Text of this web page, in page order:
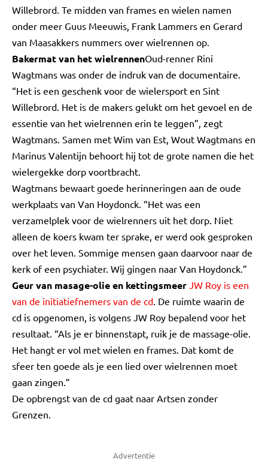
Willebrord. Te midden van frames en wielen namen
onder meer Guus Meeuwis, Frank Lammers en Gerard
van Maasakkers nummers over wielrennen op.
Bakermat van het wielrennenOud-renner Rini
Wagtmans was onder de indruk van de documentaire.
“Het is een geschenk voor de wielersport en Sint
Willebrord. Het is de makers gelukt om het gevoel en de
essentie van het wielrennen erin te leggen”, zegt
Wagtmans. Samen met Wim van Est, Wout Wagtmans en
Marinus Valentijn behoort hij tot de grote namen die het
wielergekke dorp voortbracht.
Wagtmans bewaart goede herinneringen aan de oude
werkplaats van Van Hoydonck. “Het was een
verzamelplek voor de wielrenners uit het dorp. Niet
alleen de koers kwam ter sprake, er werd ook gesproken
over het leven. Sommige mensen gaan daarvoor naar de
kerk of een psychiater. Wij gingen naar Van Hoydonck.”
Geur van masage-olie en kettingsmeer JW Roy is een
van de initiatiefnemers van de cd. De ruimte waarin de
cd is opgenomen, is volgens JW Roy bepalend voor het
resultaat. “Als je er binnenstapt, ruik je de massage-olie.
Het hangt er vol met wielen en frames. Dat komt de
sfeer ten goede als je een lied over wielrennen moet
gaan zingen.”
De opbrengst van de cd gaat naar Artsen zonder
Grenzen.
Advertentie